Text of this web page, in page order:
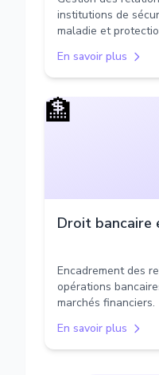
institutions de
maladie et
En savoir plus
🏦
Droit bancaire
Encadrement des
opérations
marchés financiers.
En savoir plus